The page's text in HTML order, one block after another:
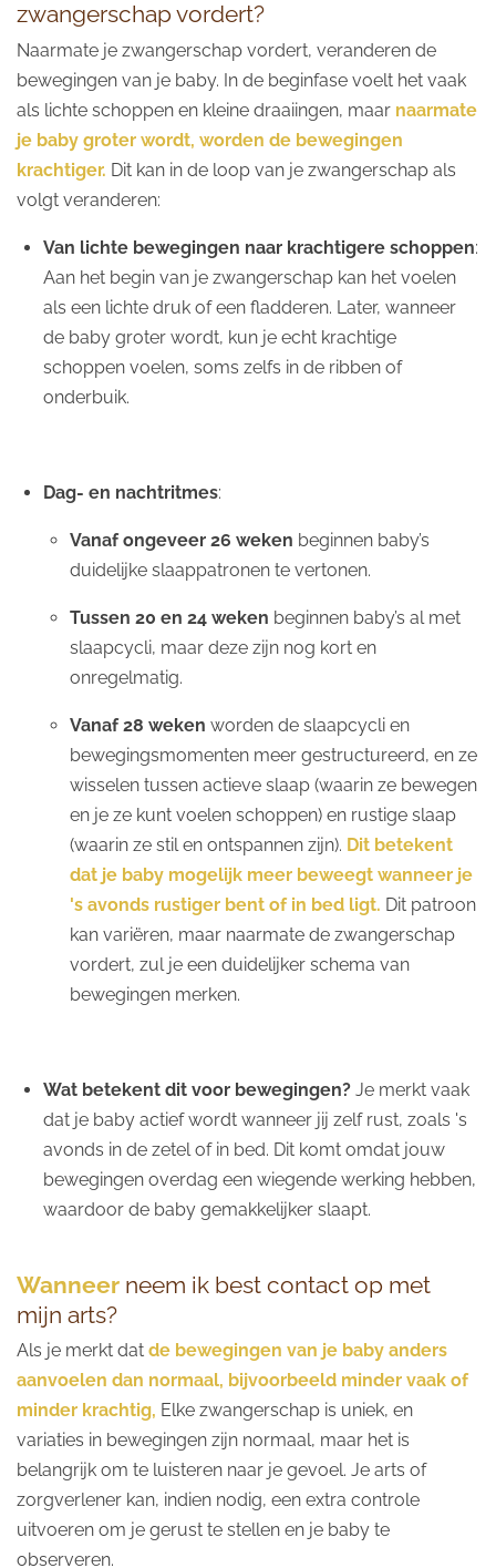
zwangerschap vordert?
Naarmate je zwangerschap vordert, veranderen de
bewegingen van je baby. In de beginfase voelt het vaak
als lichte schoppen en kleine draaiingen, maar naarmate
je baby groter wordt, worden de bewegingen
krachtiger. Dit kan in de loop van je zwangerschap als
volgt veranderen:
Van lichte bewegingen naar krachtigere schoppen:
Aan het begin van je zwangerschap kan het voelen
als een lichte druk of een fladderen. Later, wanneer
de baby groter wordt, kun je echt krachtige
schoppen voelen, soms zelfs in de ribben of
onderbuik.
Dag- en nachtritmes:
Vanaf ongeveer 26 weken beginnen baby’s
duidelijke slaappatronen te vertonen.
Tussen 20 en 24 weken beginnen baby’s al met
slaapcycli, maar deze zijn nog kort en
onregelmatig.
Vanaf 28 weken worden de slaapcycli en
bewegingsmomenten meer gestructureerd, en ze
wisselen tussen actieve slaap (waarin ze bewegen
en je ze kunt voelen schoppen) en rustige slaap
(waarin ze stil en ontspannen zijn). Dit betekent
dat je baby mogelijk meer beweegt wanneer je
's avonds rustiger bent of in bed ligt. Dit patroon
kan variëren, maar naarmate de zwangerschap
vordert, zul je een duidelijker schema van
bewegingen merken.
Wat betekent dit voor bewegingen? Je merkt vaak
dat je baby actief wordt wanneer jij zelf rust, zoals 's
avonds in de zetel of in bed. Dit komt omdat jouw
bewegingen overdag een wiegende werking hebben,
waardoor de baby gemakkelijker slaapt.
Wanneer neem ik best contact op met
mijn arts?
Als je merkt dat de bewegingen van je baby anders
aanvoelen dan normaal, bijvoorbeeld minder vaak of
minder krachtig, Elke zwangerschap is uniek, en
variaties in bewegingen zijn normaal, maar het is
belangrijk om te luisteren naar je gevoel. Je arts of
zorgverlener kan, indien nodig, een extra controle
uitvoeren om je gerust te stellen en je baby te
observeren.